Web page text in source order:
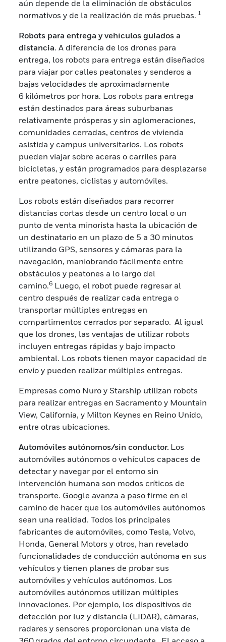
aún depende de la eliminación de obstáculos
normativos y de la realización de más pruebas. 1
Robots para entrega y vehículos guiados a
distancia. A diferencia de los drones para
entrega, los robots para entrega están diseñados
para viajar por calles peatonales y senderos a
bajas velocidades de aproximadamente
6 kilómetros por hora. Los robots para entrega
están destinados para áreas suburbanas
relativamente prósperas y sin aglomeraciones,
comunidades cerradas, centros de vivienda
asistida y campus universitarios. Los robots
pueden viajar sobre aceras o carriles para
bicicletas, y están programados para desplazarse
entre peatones, ciclistas y automóviles.
Los robots están diseñados para recorrer
distancias cortas desde un centro local o un
punto de venta minorista hasta la ubicación de
un destinatario en un plazo de 5 a 30 minutos
utilizando GPS, sensores y cámaras para la
navegación, maniobrando fácilmente entre
obstáculos y peatones a lo largo del
camino.6 Luego, el robot puede regresar al
centro después de realizar cada entrega o
transportar múltiples entregas en
compartimentos cerrados por separado. Al igual
que los drones, las ventajas de utilizar robots
incluyen entregas rápidas y bajo impacto
ambiental. Los robots tienen mayor capacidad de
envío y pueden realizar múltiples entregas.
Empresas como Nuro y Starship utilizan robots
para realizar entregas en Sacramento y Mountain
View, California, y Milton Keynes en Reino Unido,
entre otras ubicaciones.
Automóviles autónomos/sin conductor. Los
automóviles autónomos o vehículos capaces de
detectar y navegar por el entorno sin
intervención humana son modos críticos de
transporte. Google avanza a paso firme en el
camino de hacer que los automóviles autónomos
sean una realidad. Todos los principales
fabricantes de automóviles, como Tesla, Volvo,
Honda, General Motors y otros, han revelado
funcionalidades de conducción autónoma en sus
vehículos y tienen planes de probar sus
automóviles y vehículos autónomos. Los
automóviles autónomos utilizan múltiples
innovaciones. Por ejemplo, los dispositivos de
detección por luz y distancia (LIDAR), cámaras,
radares y sensores proporcionan una vista de